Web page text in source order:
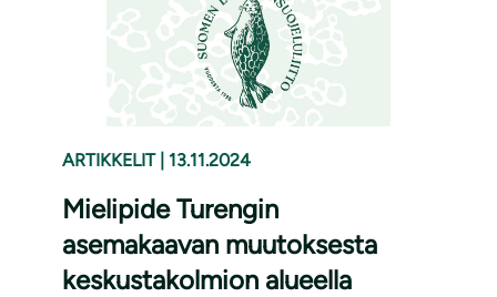
ARTIKKELIT 13.11.2024
Mielipide Turengin
asemakaavan muutoksesta
keskustakolmion alueella